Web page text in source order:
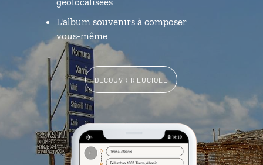
L'album souvenirs à composer
vous-même
DÉCOUVRIR LUCIOLE